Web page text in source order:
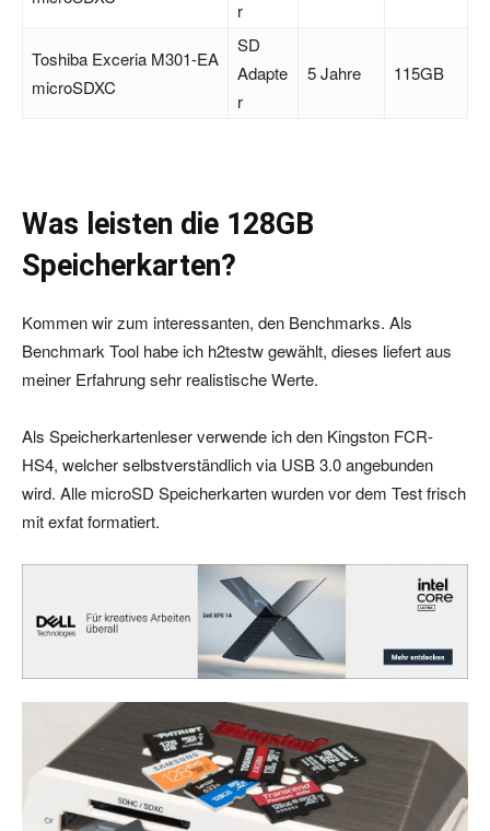
r
Toshiba Exceria M301-EA
microSDXC
SD
Adapte
r
5 Jahre 115GB
Was leisten die 128GB
Speicherkarten?
Kommen wir zum interessanten, den Benchmarks. Als
Benchmark Tool habe ich h2testw gewählt, dieses liefert aus
meiner Erfahrung sehr realistische Werte.
Als Speicherkartenleser verwende ich den Kingston FCR-
HS4, welcher selbstverständlich via USB 3.0 angebunden
wird. Alle microSD Speicherkarten wurden vor dem Test frisch
mit exfat formatiert.